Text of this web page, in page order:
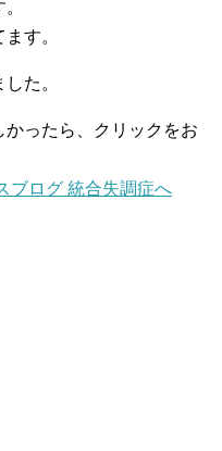
す。
た。
ったら、クリックをお